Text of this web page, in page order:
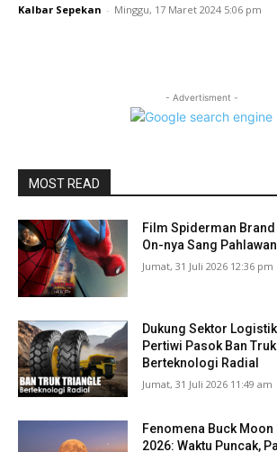
Kalbar Sepekan - Minggu, 17 Maret 2024 5:06 pm
- Advertisment -
MOST READ
Film Spiderman Brand
On-nya Sang Pahlawan
Jumat, 31 Juli 2026 12:36 pm
Dukung Sektor
Pertiwi Pasok Ban
Berteknologi Radial
Jumat, 31 Juli 2026 11:49 am
Fenomena Buck
2026: Waktu Puncak,